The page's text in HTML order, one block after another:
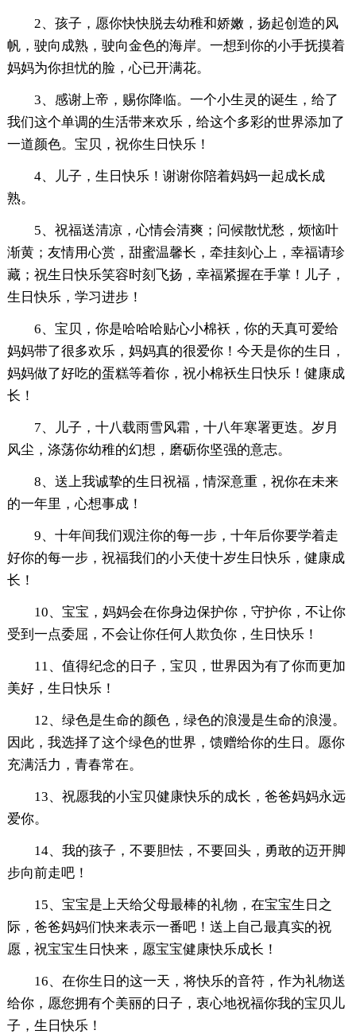
2、孩子，愿你快快脱去幼稚和娇嫩，扬起创造的风
帆，驶向成熟，驶向金色的海岸。一想到你的小手抚摸着
妈妈为你担忧的脸，心已开满花。
3、感谢上帝，赐你降临。一个小生灵的诞生，给了
我们这个单调的生活带来欢乐，给这个多彩的世界添加了
一道颜色。宝贝，祝你生日快乐！
4、儿子，生日快乐！谢谢你陪着妈妈一起成长成
熟。
5、祝福送清凉，心情会清爽；问候散忧愁，烦恼叶
渐黄；友情用心赏，甜蜜温馨长，牵挂刻心上，幸福请珍
藏；祝生日快乐笑容时刻飞扬，幸福紧握在手掌！儿子，
生日快乐，学习进步！
6、宝贝，你是哈哈哈贴心小棉袄，你的天真可爱给
妈妈带了很多欢乐，妈妈真的很爱你！今天是你的生日，
妈妈做了好吃的蛋糕等着你，祝小棉袄生日快乐！健康成
长！
7、儿子，十八载雨雪风霜，十八年寒署更迭。岁月
风尘，涤荡你幼稚的幻想，磨砺你坚强的意志。
8、送上我诚挚的生日祝福，情深意重，祝你在未来
的一年里，心想事成！
9、十年间我们观注你的每一步，十年后你要学着走
好你的每一步，祝福我们的小天使十岁生日快乐，健康成
长！
10、宝宝，妈妈会在你身边保护你，守护你，不让你
受到一点委屈，不会让你任何人欺负你，生日快乐！
11、值得纪念的日子，宝贝，世界因为有了你而更加
美好，生日快乐！
12、绿色是生命的颜色，绿色的浪漫是生命的浪漫。
因此，我选择了这个绿色的世界，馈赠给你的生日。愿你
充满活力，青春常在。
13、祝愿我的小宝贝健康快乐的成长，爸爸妈妈永远
爱你。
14、我的孩子，不要胆怯，不要回头，勇敢的迈开脚
步向前走吧！
15、宝宝是上天给父母最棒的礼物，在宝宝生日之
际，爸爸妈妈们快来表示一番吧！送上自己最真实的祝
愿，祝宝宝生日快来，愿宝宝健康快乐成长！
16、在你生日的这一天，将快乐的音符，作为礼物送
给你，愿您拥有个美丽的日子，衷心地祝福你我的宝贝儿
子，生日快乐！